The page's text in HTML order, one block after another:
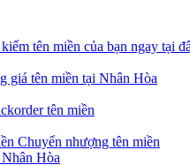
tên miền của bạn ngay tại
giá tên miền tại Nhân Hòa
tên miền
Chuyển nhượng tên miền